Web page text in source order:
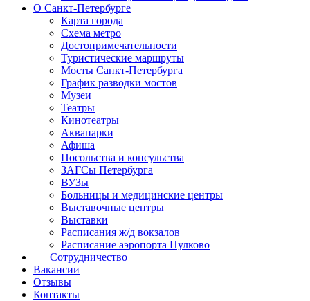
О Санкт-Петербурге
Карта города
Схема метро
Достопримечательности
Туристические маршруты
Мосты Санкт-Петербурга
График разводки мостов
Музеи
Театры
Кинотеатры
Аквапарки
Афиша
Посольства и консульства
ЗАГСы Петербурга
ВУЗы
Больницы и медицинские центры
Выставочные центры
Выставки
Расписания ж/д вокзалов
Расписание аэропорта Пулково
Сотрудничество
Вакансии
Отзывы
Контакты